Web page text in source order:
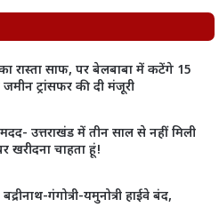
का रास्ता साफ, पर बेलबाबा में कटेंगे 15
ट्रांसफर की दी मंजूरी
उत्तराखंड में तीन साल से नहीं मिली
खरीदना चाहता हूं!
गंगोत्री-यमुनोत्री हाईवे बंद,